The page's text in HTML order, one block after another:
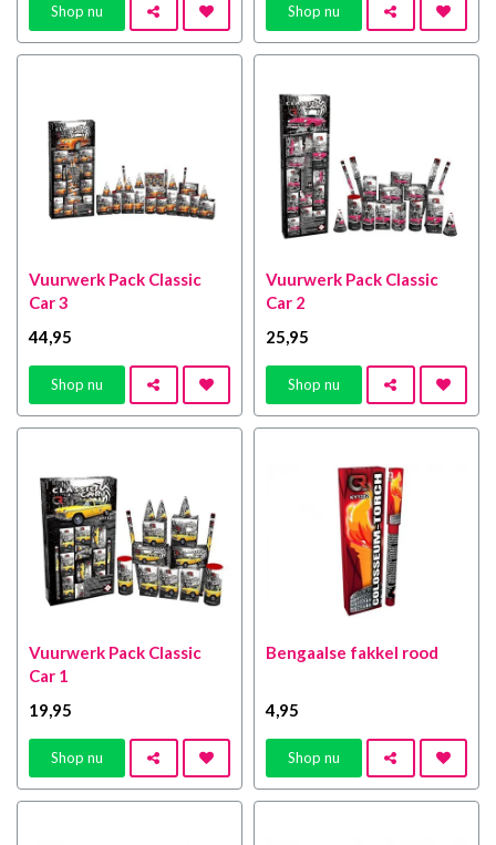
Shop nu Shop nu
Vuurwerk Pack Classic
Car 3
44 ,95
Shop nu
Vuurwerk Pack Classic
Car 2
25 ,95
Shop nu
Vuurwerk Pack Classic
Car 1
19 ,95
Shop nu
Bengaalse fakkel rood
4 ,95
Shop nu